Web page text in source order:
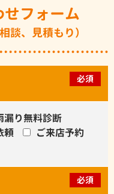
フォーム
談、見積もり）
必須
漏り無料診断
頼
ご来店予約
必須